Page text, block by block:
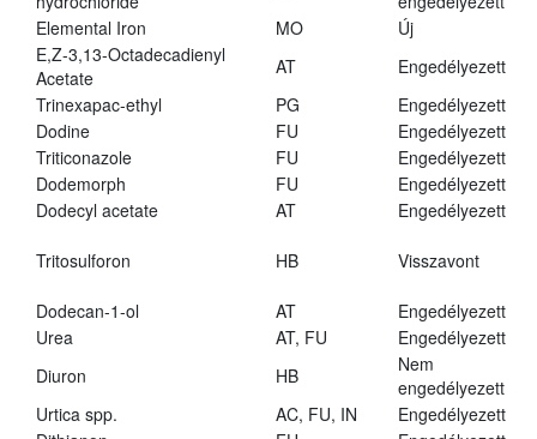
Elemental Iron
MO
Új
E,Z-3,13-Octadecadienyl
Acetate
AT
Engedélyezett
Trinexapac-ethyl
PG
Engedélyezett
Dodine
FU
Engedélyezett
Triticonazole
FU
Engedélyezett
Dodemorph
FU
Engedélyezett
Dodecyl acetate
AT Engedélyezett
Tritosulforon HB Visszavont
Dodecan-1-ol AT
Engedélyezett
Urea
AT, FU
Engedélyezett
Diuron
HB
Nem
engedélyezett
Urtica spp.
AC, FU, IN
Engedélyezett